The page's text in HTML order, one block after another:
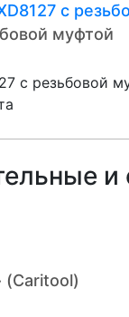
с
муфтой
с резьбовой
(Caritool)